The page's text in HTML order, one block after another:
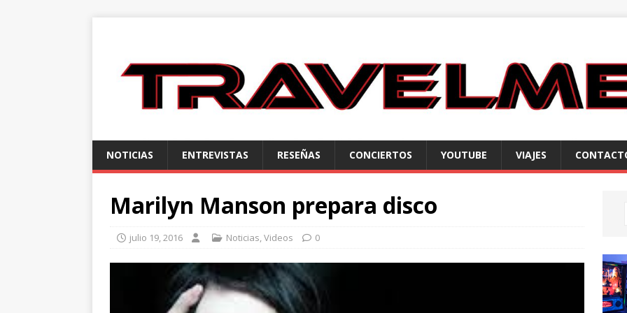
NOTICIAS ENTREVISTAS RESEÑAS CONCIERTOS YOUTUBE VIAJES
Marilyn Manson prepara disco
julio 19, 2016 Noticias,Videos 0